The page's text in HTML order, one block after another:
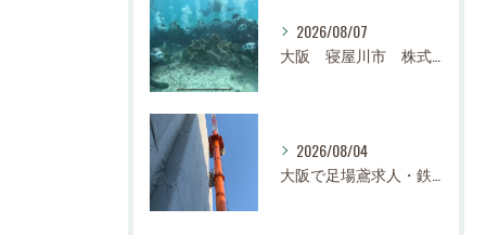
2026/08/07
2026/08/04